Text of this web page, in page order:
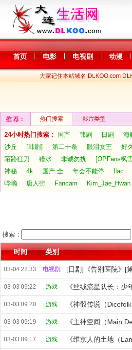
首页 电影 电视剧 动漫
大家记住本站域名 DLKOO.com
推 荐： 热门搜索 影片类型
24小时热门搜索： 国产 韩剧 日剧 海
沙丘
[韩剧] 第二十条 眼泪女王 好
陌路狂刀
猎冰 非诚勿扰 [OPFans枫
神秘
4k 国产 全 年会不能停 flac
哔嘀
唐人街 Fancam Kim_Jae_Hwan
搜索：
时间 类别
03-04 22:33 电视剧 [日剧]《告别医院》[
03-03 09:22 游戏
03-03 09:20 游戏 《神骰传说（
03-03 09:19 游戏 《主神空间（Main
03-03 09:17 游戏 《维京人的土地（